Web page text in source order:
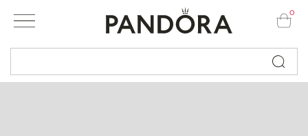
0
Busque por nome ou código...